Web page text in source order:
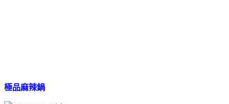
極品麻辣鍋